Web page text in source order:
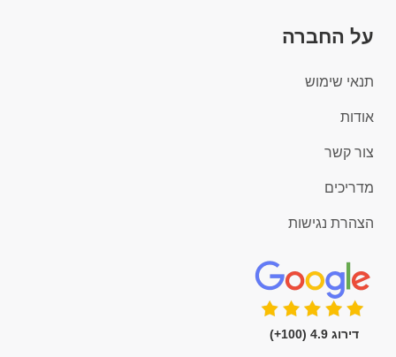
על החברה
תנאי שימוש
אודות
צור קשר
מדריכים
הצהרת נגישות
דירוג 4.9 (100+)